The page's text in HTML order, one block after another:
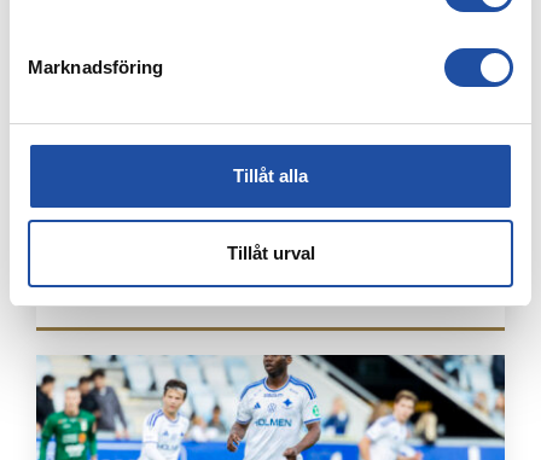
Marknadsföring
Tillåt alla
Tillåt urval
PUBLIKINFORMATION: IFK NORRKÖPING-IK BRAGE